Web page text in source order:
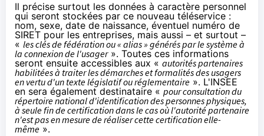
Il précise surtout les données à caractère personnel
qui seront stockées par ce nouveau téléservice :
nom, sexe, date de naissance, éventuel numéro de
SIRET pour les entreprises, mais aussi – et surtout –
« les clés de fédération ou « alias » générés par le système à
la connexion de l'usager». Toutes ces informations
seront ensuite accessibles aux « autorités partenaires
habilitées à traiter les démarches et formalités des usagers
en vertu d'un texte législatif ou réglementaire ». L'INSEE
en sera également destinataire « pour consultation du
répertoire national d'identification des personnes physiques,
à seule fin de certification dans le cas où l'autorité partenaire
n'est pas en mesure de réaliser cette certification elle-
même ».